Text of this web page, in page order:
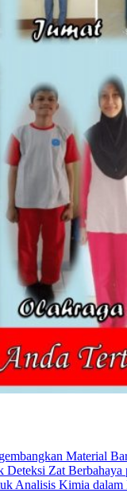
Material
Deteksi Zat Berbahaya
Analisis Kimia dalam